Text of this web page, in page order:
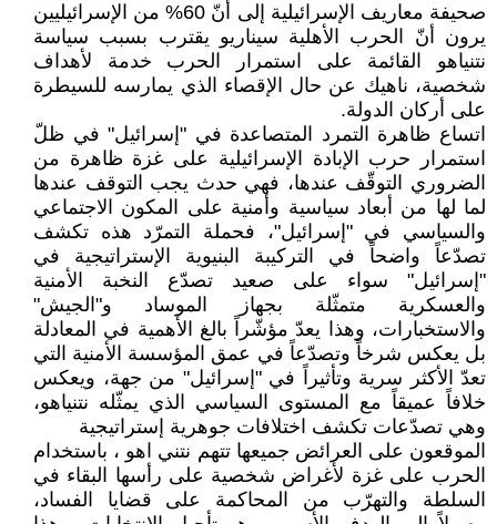
صحيفة معاريف الإسرائيلية إلى أنّ 60% من الإسرائيليين
يرون أنّ الحرب الأهلية سيناريو يقترب بسبب سياسة
نتنياهو القائمة على استمرار الحرب خدمة لأهداف
شخصية، ناهيك عن حال الإقصاء الذي يمارسه للسيطرة
على أركان الدولة.
اتساع ظاهرة التمرد المتصاعدة في "إسرائيل" في ظلّ
استمرار حرب الإبادة الإسرائيلية على غزة ظاهرة من
الضروري التوقّف عندها، فهي حدث يجب التوقف عندها
لما لها من أبعاد سياسية وأمنية على المكون الاجتماعي
والسياسي في "إسرائيل"، فحملة التمرّد هذه تكشف
تصدّعاً واضحاً في التركيبة البنيوية الإستراتيجية في
"إسرائيل" سواء على صعيد تصدّع النخبة الأمنية
والعسكرية متمثّلة بجهاز الموساد و"الجيش"
والاستخبارات، وهذا يعدّ مؤشّراً بالغ الأهمية في المعادلة
بل يعكس شرخاً وتصدّعاً في عمق المؤسسة الأمنية التي
تعدّ الأكثر سرية وتأثيراً في "إسرائيل" من جهة، ويعكس
خلافاً عميقاً مع المستوى السياسي الذي يمثّله نتنياهو،
وهي تصدّعات تكشف اختلافات جوهرية إستراتيجية
الموقعون على العرائض جميعها تتهم نتني اهو ، باستخدام
الحرب على غزة لأغراض شخصية على رأسها البقاء في
السلطة والتهرّب من المحاكمة على قضايا الفساد،